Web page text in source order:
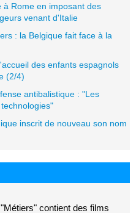
à Rome en imposant des
venant d'Italie
: la Belgique fait face à la
des enfants espagnols
(2/4)
antibalistique : "Les
inscrit de nouveau son nom
contient des films